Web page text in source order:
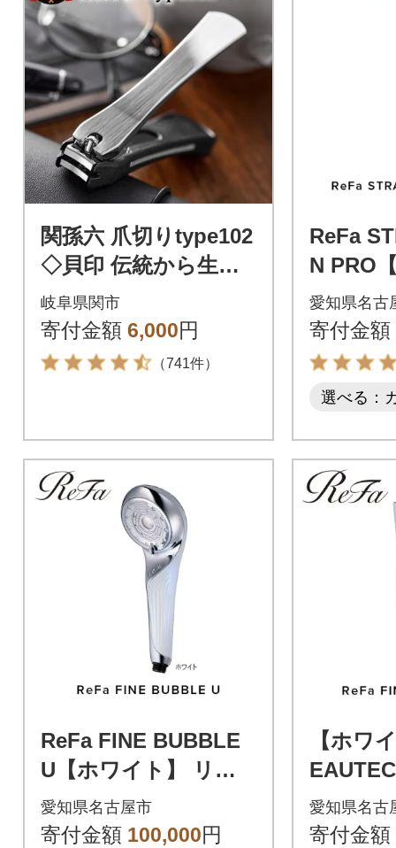
関孫六 爪切りtype102
◇貝印 伝統から生ま
れたツメキリ
岐阜県関市
寄付金額 6,000円
（741件）
ReFa
N PRO
リファ
家電
愛知県名古
寄付金額
選べる：
ReFa FINE BUBBLE
U【ホワイト】 リフ
ァ ファインバブル シ
ャワーヘッド
愛知県名古屋市
寄付金額 100,000円
【ホワ
ON ST
イロン
愛知県名古
寄付金額